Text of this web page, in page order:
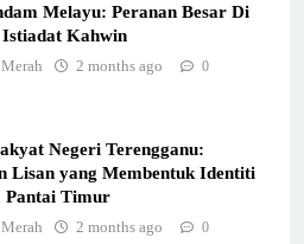
Melayu: Peranan Besar Di
Istiadat Kahwin
2 months ago 0
Negeri Terengganu:
Lisan yang Membentuk Identiti
Pantai Timur
2 months ago 0